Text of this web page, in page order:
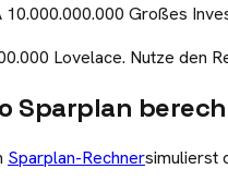
10.000.000.000 Großes
Lovelace. Nutze den
Sparplan
Sparplan-Rechnersimulierst